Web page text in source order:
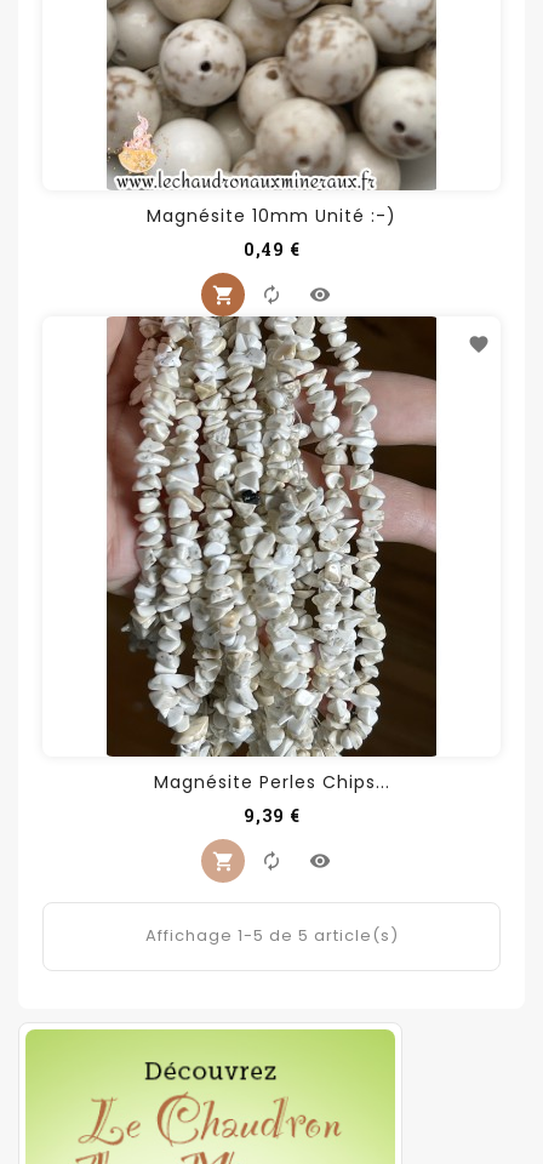
Magnésite 10mm Unité :-)
0,49 €Prix
Magnésite Perles Chips...
9,39 €Prix
Affichage 1-5 de 5 article(s)